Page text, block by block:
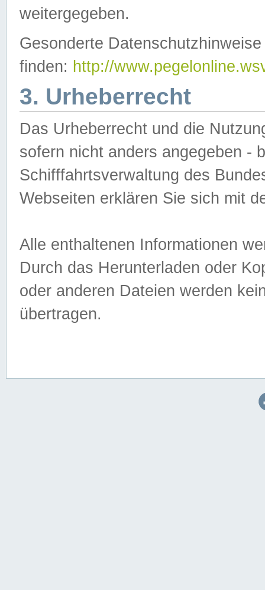
weitergegeben.
Gesonderte
finden: http://
3. Urheberrecht
Das Urheberrecht und die
sofern nicht anders angegeben -
Schifffahrtsverwaltung des
Webseiten erklären Sie sich mit
Alle enthaltenen Informationen
Durch das Herunterladen oder
oder anderen Dateien werden
übertragen.